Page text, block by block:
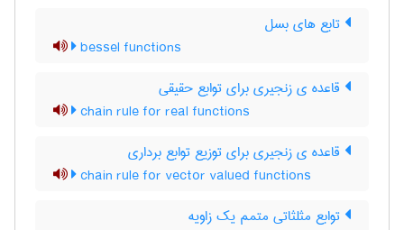
تابع های بسل
bessel functions
قاعده ی زنجیری برای توابع حقیقی
chain rule for real functions
قاعده ی زنجیری برای توزیع توابع برداری
chain rule for vector valued functions
توابع مثلثاتی متمم یک زاویه